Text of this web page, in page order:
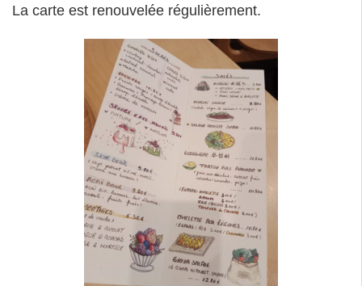
La carte est renouvelée régulièrement.